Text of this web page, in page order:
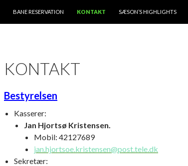
BANE RESERVATION KONTAKT SÆSON’S HIGHLIGHTS
KONTAKT
Bestyrelsen
Kasserer:
Jan Hjortsø Kristensen.
Mobil: 42127689
jan.hjortsoe.kristensen@post.tele.dk
Sekretær: